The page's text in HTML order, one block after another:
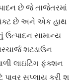
છે જે તાજેતરમાં
છે અને એક હાથ
ઉત્પાદન સામાન્ય
શટડાઉન
લાઇટિંગ ફંક્શન
પાવર સપ્લાય કરી શ